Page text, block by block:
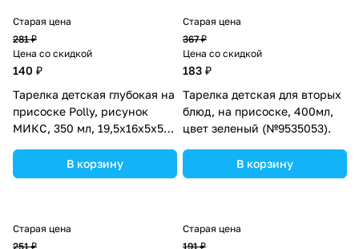
Старая цена
281 ₽
Цена со скидкой
140 ₽
Тарелка детская глубокая на
присоске Polly, рисунок
МИКС, 350 мл, 19,5х16х5х5
В корзину
Старая цена
367 ₽
Цена со скидкой
183 ₽
Тарелка детская для вторых
блюд, на присоске, 400мл,
цвет зеленый (№9535053).
В корзину
Старая цена
251 ₽
Старая цена
191 ₽